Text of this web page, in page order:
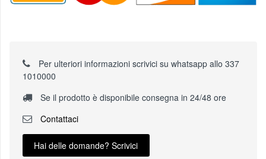
Per ulteriori informazioni scrivici su whatsapp allo 337
1010000
Se il prodotto è disponibile consegna in 24/48 ore
Contattaci
Hai delle domande? Scrivici